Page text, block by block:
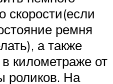
скорости(если
ремня
а также
километраже от
роликов. На